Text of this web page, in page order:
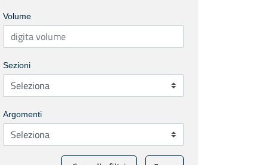
Volume
Sezioni
Argomenti